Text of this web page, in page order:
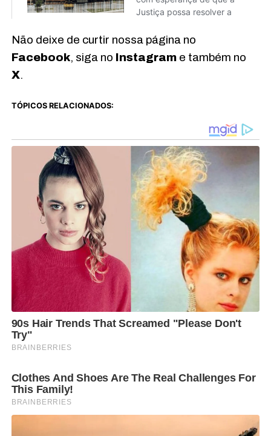
Não deixe de curtir nossa página no
Facebook, siga no Instagrame também no
X.
TÓPICOS RELACIONADOS: